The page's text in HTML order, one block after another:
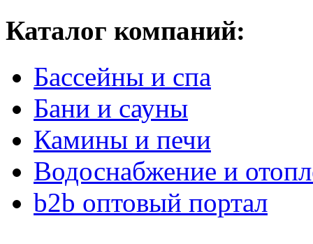
Каталог компаний:
Бассейны и спа
Бани и сауны
Камины и печи
Водоснабжение и
b2b оптовый портал